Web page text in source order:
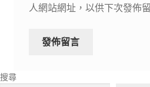
人網站網址，以供下次發佈
搜尋